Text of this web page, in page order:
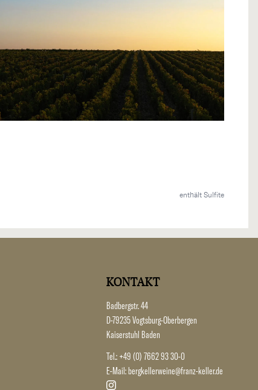
enthält Sulfite
KONTAKT
Badbergstr. 44
D-79235 Vogtsburg-Oberbergen
Kaiserstuhl Baden
Tel.: +49 (0) 7662 93 30-0
E-Mail:bergkellerweine@franz-keller.de